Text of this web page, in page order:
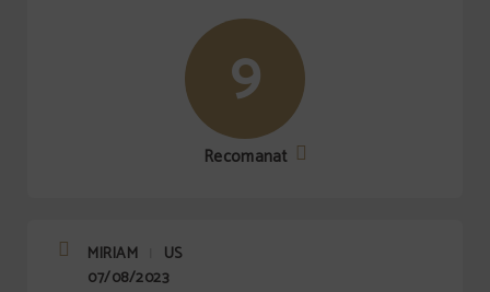
9
Recomanat
MIRIAM
US
07/08/2023